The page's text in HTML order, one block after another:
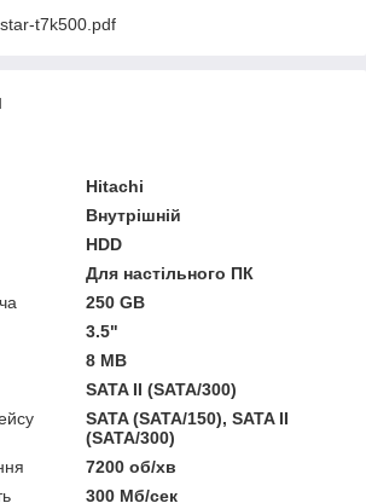
t7k500.pdf
Hitachi
Внутрішній
HDD
Для настільного ПК
250 GB
3.5"
8 MB
SATA II (SATA/300)
SATA (SATA/150), SATA II
(SATA/300)
7200 об/хв
300 Мб/сек